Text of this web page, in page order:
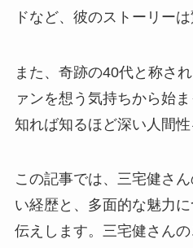
ドなど、彼のストーリーは
また、奇跡の40代と称さ
ァンを想う気持ちから始
知れば知るほど深い人間性
この記事では、三宅健さ
い経歴と、多面的な魅力
伝えします。三宅健さん